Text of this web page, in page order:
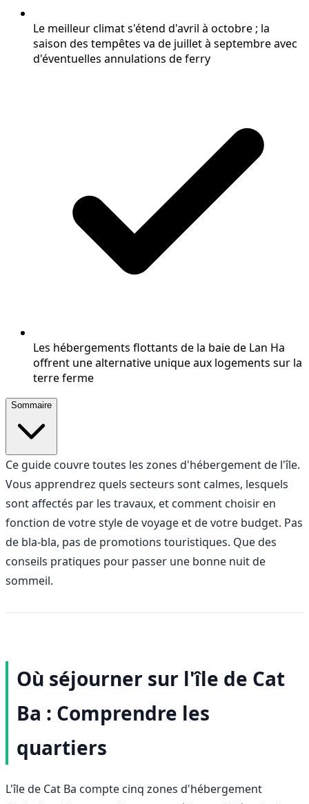
Le meilleur climat s'étend d'avril à octobre ; la
saison des tempêtes va de juillet à septembre avec
d'éventuelles annulations de ferry
Les hébergements flottants de la baie de Lan Ha
offrent une alternative unique aux logements sur la
terre ferme
Sommaire
Ce guide couvre toutes les zones d'hébergement de l'île.
Vous apprendrez quels secteurs sont calmes, lesquels
sont affectés par les travaux, et comment choisir en
fonction de votre style de voyage et de votre budget. Pas
de bla-bla, pas de promotions touristiques. Que des
conseils pratiques pour passer une bonne nuit de
sommeil.
Où séjourner sur l'île de Cat
Ba : Comprendre les
quartiers
L'île de Cat Ba compte cinq zones d'hébergement